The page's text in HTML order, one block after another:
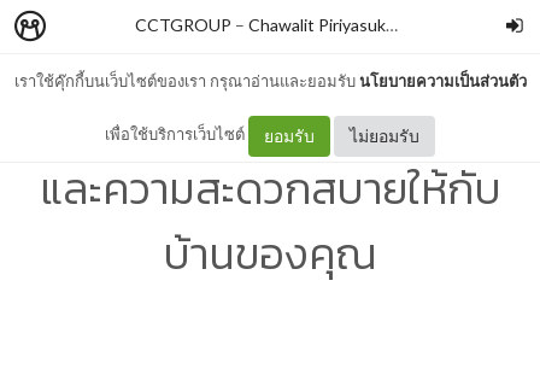
เราใช้คุ๊กกี้บนเว็บไซต์ของเรา กรุณาอ่านและยอมรับนโยบายความเป็นส่วนตัว
เพื่อใช้บริการเว็บไซต์ ยอมรับ ไม่ยอมรับ
CCTGROUP – Chawalit Piriyasuksomboon
บัวเชิงผนัง: เพิ่มความสวยงาม
และความสะดวกสบายให้กับ
บ้านของคุณ